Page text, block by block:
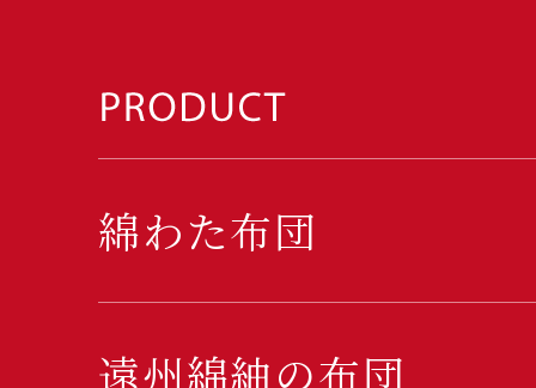
綿わた布団
遠州綿紬の布団